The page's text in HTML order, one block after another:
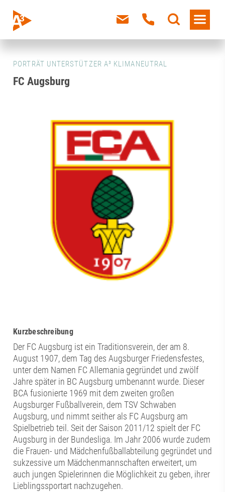
PORTRÄT UNTERSTÜTZER A³ KLIMANEUTRAL
FC Augsburg
Kurzbeschreibung
Der FC Augsburg ist ein Traditionsverein, der am 8.
August 1907, dem Tag des Augsburger Friedensfestes,
unter dem Namen FC Allemania gegründet und zwölf
Jahre später in BC Augsburg umbenannt wurde. Dieser
BCA fusionierte 1969 mit dem zweiten großen
Augsburger Fußballverein, dem TSV Schwaben
Augsburg, und nimmt seither als FC Augsburg am
Spielbetrieb teil. Seit der Saison 2011/12 spielt der FC
Augsburg in der Bundesliga. Im Jahr 2006 wurde zudem
die Frauen- und Mädchenfußballabteilung gegründet und
sukzessive um Mädchenmannschaften erweitert, um
auch jungen Spielerinnen die Möglichkeit zu geben, ihrer
Lieblingssportart nachzugehen.